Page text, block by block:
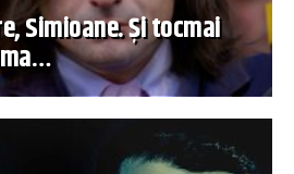
Simioane. Și tocmai